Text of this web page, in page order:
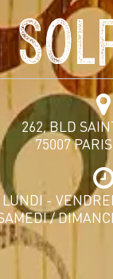
262, BLD
75007
LUNDI -
/